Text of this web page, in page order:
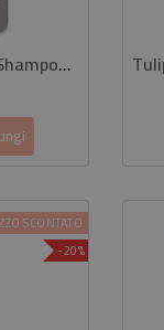
Acido Ialuronico Per Lui Shampoo Doccia Tonificante
-20%
SCONTATO